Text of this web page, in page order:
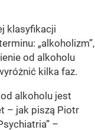
klasyfikacji
„alkoholizm”,
od alkoholu
kilka faz.
alkoholu jest
– jak piszą Piotr
–